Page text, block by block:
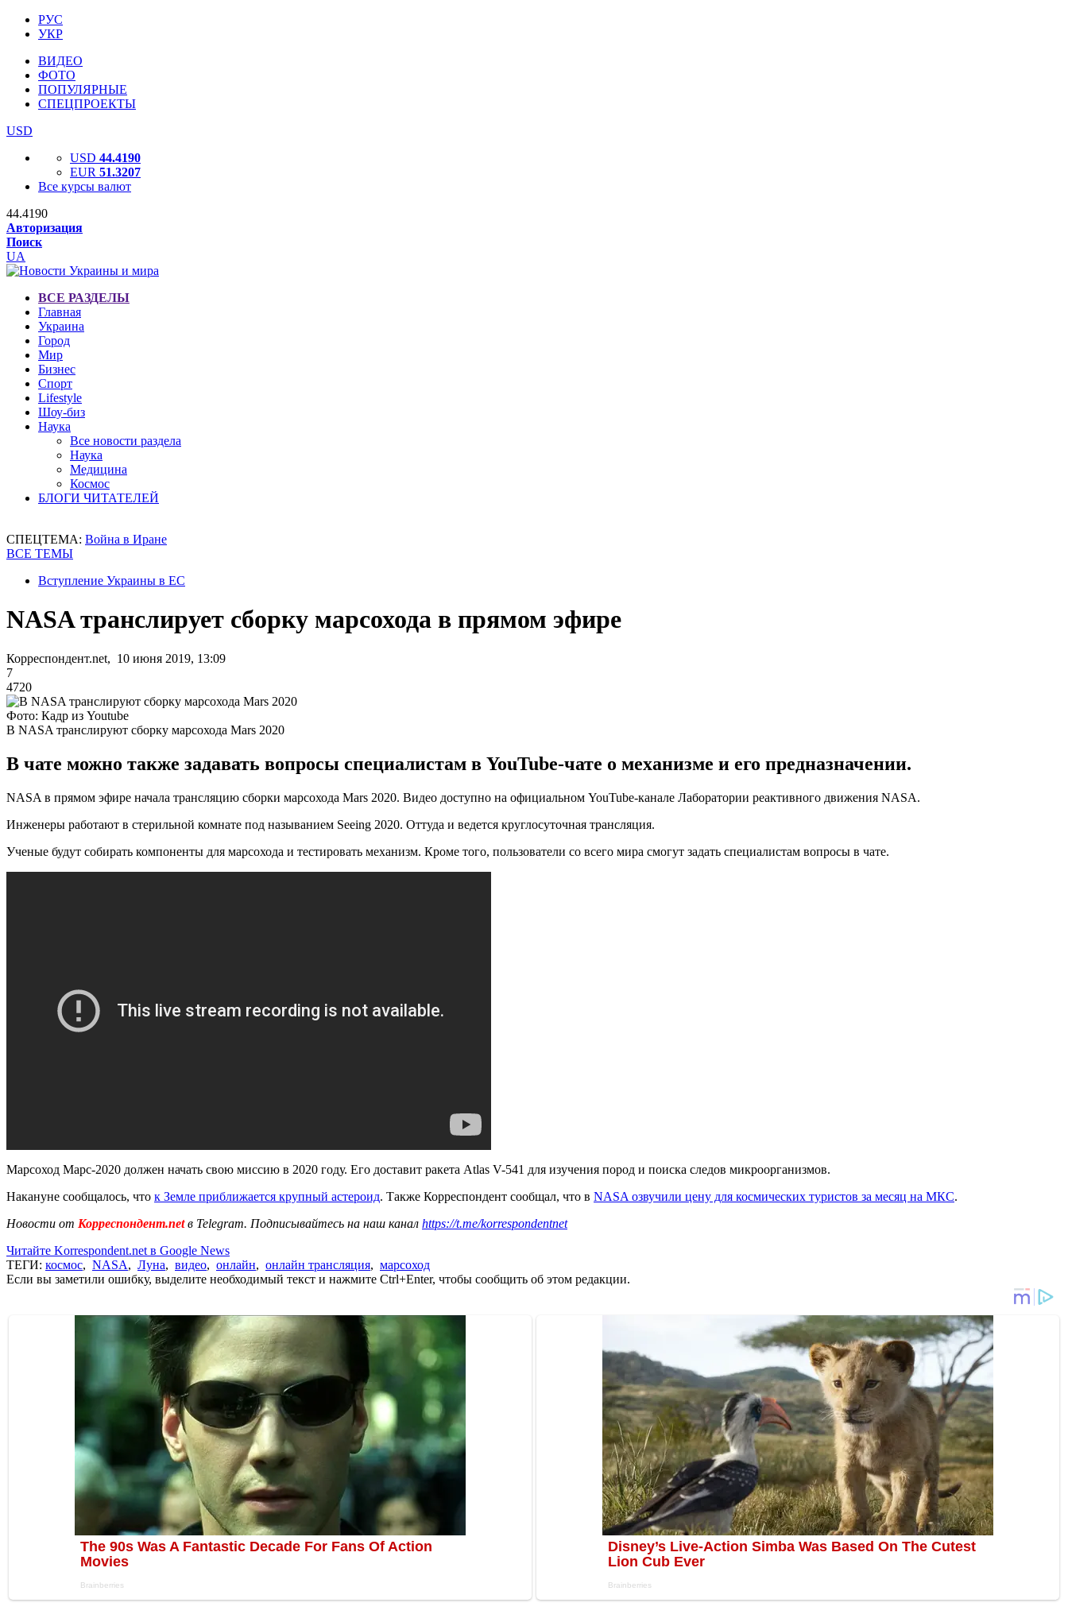
РУС
УКР
ВИДЕО
ФОТО
ПОПУЛЯРНЫЕ
СПЕЦПРОЕКТЫ
USD
USD 44.4190
EUR 51.3207
Все курсы валют
44.4190
Авторизация
Поиск
UA
ВСЕ РАЗДЕЛЫ
Главная
Украина
Город
Мир
Бизнес
Спорт
Lifestyle
Шоу-биз
Наука
Все новости раздела
Наука
Медицина
Космос
БЛОГИ ЧИТАТЕЛЕЙ
СПЕЦТЕМА: Война в Иране
ВСЕ ТЕМЫ
Вступление Украины в ЕС
NASA транслирует сборку марсохода в прямом эфире
Корреспондент.net, 10 июня 2019, 13:09
7
4720
Фото: Кадр из Youtube
В NASA транслируют сборку марсохода Mars 2020
В чате можно также задавать вопросы специалистам в YouTube-чате о механизме и его предназначении.
NASA в прямом эфире начала трансляцию сборки марсохода Mars 2020. Видео доступно на официальном YouTube-канале Лаборатории реактивного движения NASA.
Инженеры работают в стерильной комнате под называнием Seeing 2020. Оттуда и ведется круглосуточная трансляция.
Ученые будут собирать компоненты для марсохода и тестировать механизм. Кроме того, пользователи со всего мира смогут задать специалистам вопросы в чате.
Марсоход Марс-2020 должен начать свою миссию в 2020 году. Его доставит ракета Atlas V-541 для изучения пород и поиска следов микроорганизмов.
Накануне сообщалось, что к Земле приближается крупный астероид. Также Корреспондент сообщал, что в NASA озвучили цену для космических туристов за месяц на МКС.
Новости от Корреспондент.netв Telegram. Подписывайтесь на наш канал https://t.me/korrespondentnet
Читайте Korrespondent.net в Google News
ТЕГИ: космос, NASA, Луна, видео, онлайн, онлайн трансляция, марсоход
Если вы заметили ошибку, выделите необходимый текст и нажмите Ctrl+Enter, чтобы сообщить об этом редакции.